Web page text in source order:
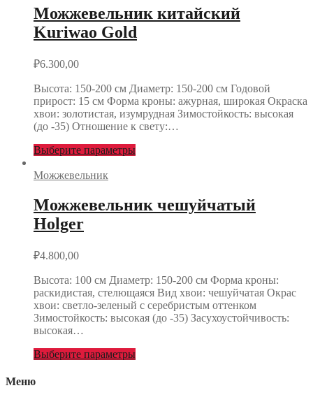
Можжевельник китайский
Kuriwao Gold
₽6.300,00
Высота: 150-200 см Диаметр: 150-200 см Годовой
прирост: 15 см Форма кроны: ажурная, широкая Окраска
хвои: золотистая, изумрудная Зимостойкость: высокая
(до -35) Отношение к свету:…
Выберите параметры
Можжевельник
Можжевельник чешуйчатый
Holger
₽4.800,00
Высота: 100 см Диаметр: 150-200 см Форма кроны:
раскидистая, стелющаяся Вид хвои: чешуйчатая Окрас
хвои: светло-зеленый с серебристым оттенком
Зимостойкость: высокая (до -35) Засухоустойчивость:
высокая…
Выберите параметры
Меню